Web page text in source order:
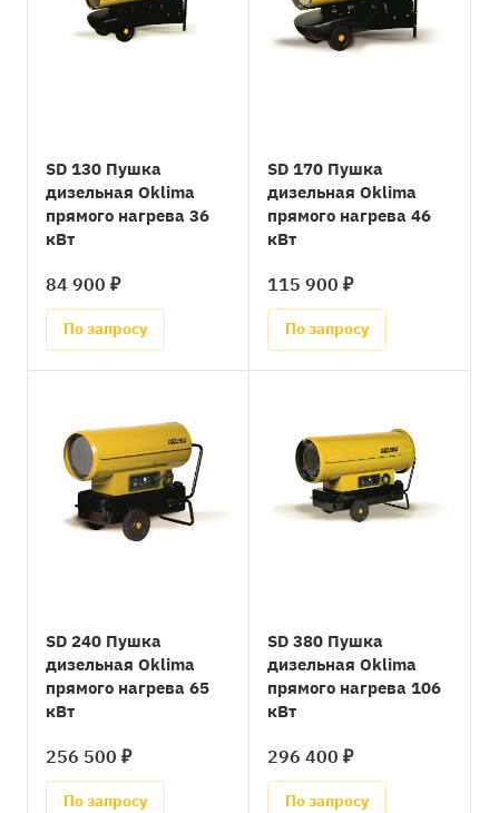
SD 130 Пушка
дизельная Oklima
прямого нагрева 36
кВт
84 900 ₽
По запросу
SD 170 Пушка
дизельная Oklima
прямого нагрева 46
кВт
115 900 ₽
По запросу
SD 240 Пушка
дизельная Oklima
прямого нагрева 65
кВт
256 500 ₽
По запросу
SD 380 Пушка
дизельная Oklima
прямого нагрева 106
кВт
296 400 ₽
По запросу